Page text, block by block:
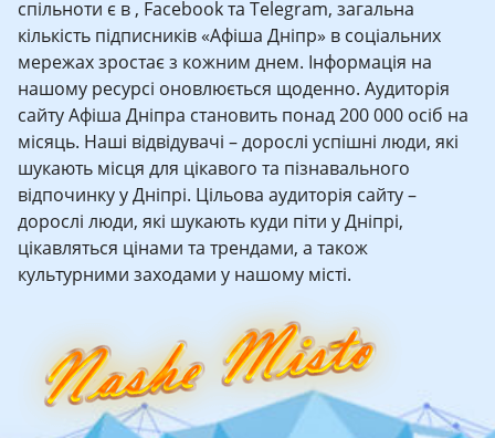
спільноти є в , Facebook та Telegram, загальна
кількість підписників «Афіша Дніпр» в соціальних
мережах зростає з кожним днем. Інформація на
нашому ресурсі оновлюється щоденно. Аудиторія
сайту Афіша Дніпра становить понад 200 000 осіб на
місяць. Наші відвідувачі – дорослі успішні люди, які
шукають місця для цікавого та пізнавального
відпочинку у Дніпрі. Цільова аудиторія сайту –
дорослі люди, які шукають куди піти у Дніпрі,
цікавляться цінами та трендами, а також
культурними заходами у нашому місті.